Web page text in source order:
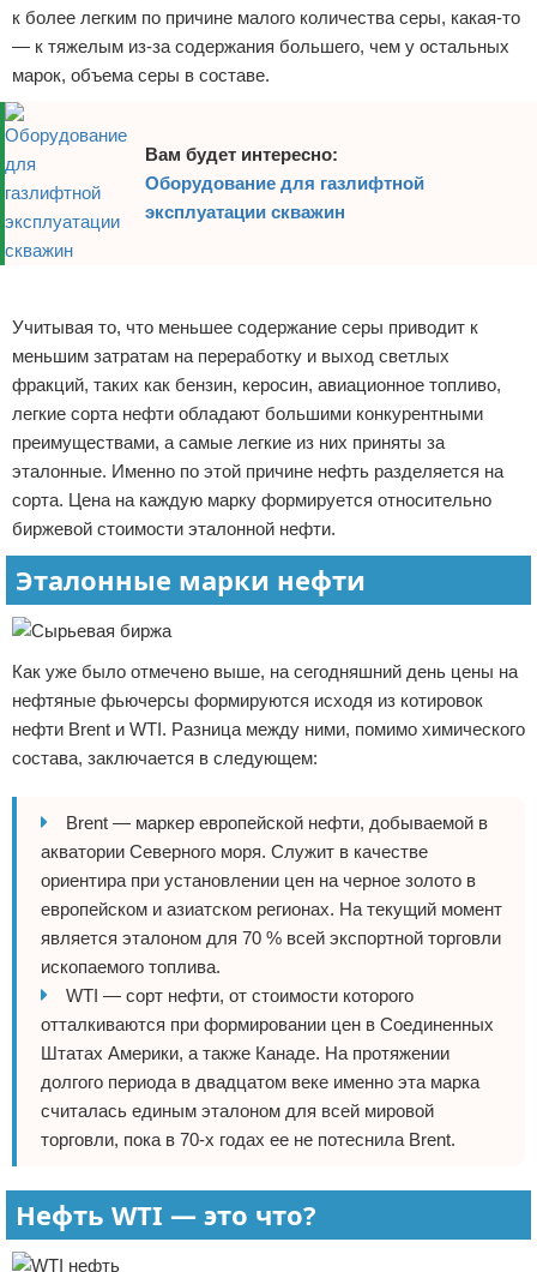
к более легким по причине малого количества серы, какая-то
— к тяжелым из-за содержания большего, чем у остальных
марок, объема серы в составе.
Вам будет интересно:
Оборудование для газлифтной
эксплуатации скважин
Учитывая то, что меньшее содержание серы приводит к
меньшим затратам на переработку и выход светлых
фракций, таких как бензин, керосин, авиационное топливо,
легкие сорта нефти обладают большими конкурентными
преимуществами, а самые легкие из них приняты за
эталонные. Именно по этой причине нефть разделяется на
сорта. Цена на каждую марку формируется относительно
биржевой стоимости эталонной нефти.
Эталонные марки нефти
Как уже было отмечено выше, на сегодняшний день цены на
нефтяные фьючерсы формируются исходя из котировок
нефти Brent и WTI. Разница между ними, помимо химического
состава, заключается в следующем:
Brent — маркер европейской нефти, добываемой в
акватории Северного моря. Служит в качестве
ориентира при установлении цен на черное золото в
европейском и азиатском регионах. На текущий момент
является эталоном для 70 % всей экспортной торговли
ископаемого топлива.
WTI — сорт нефти, от стоимости которого
отталкиваются при формировании цен в Соединенных
Штатах Америки, а также Канаде. На протяжении
долгого периода в двадцатом веке именно эта марка
считалась единым эталоном для всей мировой
торговли, пока в 70-х годах ее не потеснила Brent.
Нефть WTI — это что?